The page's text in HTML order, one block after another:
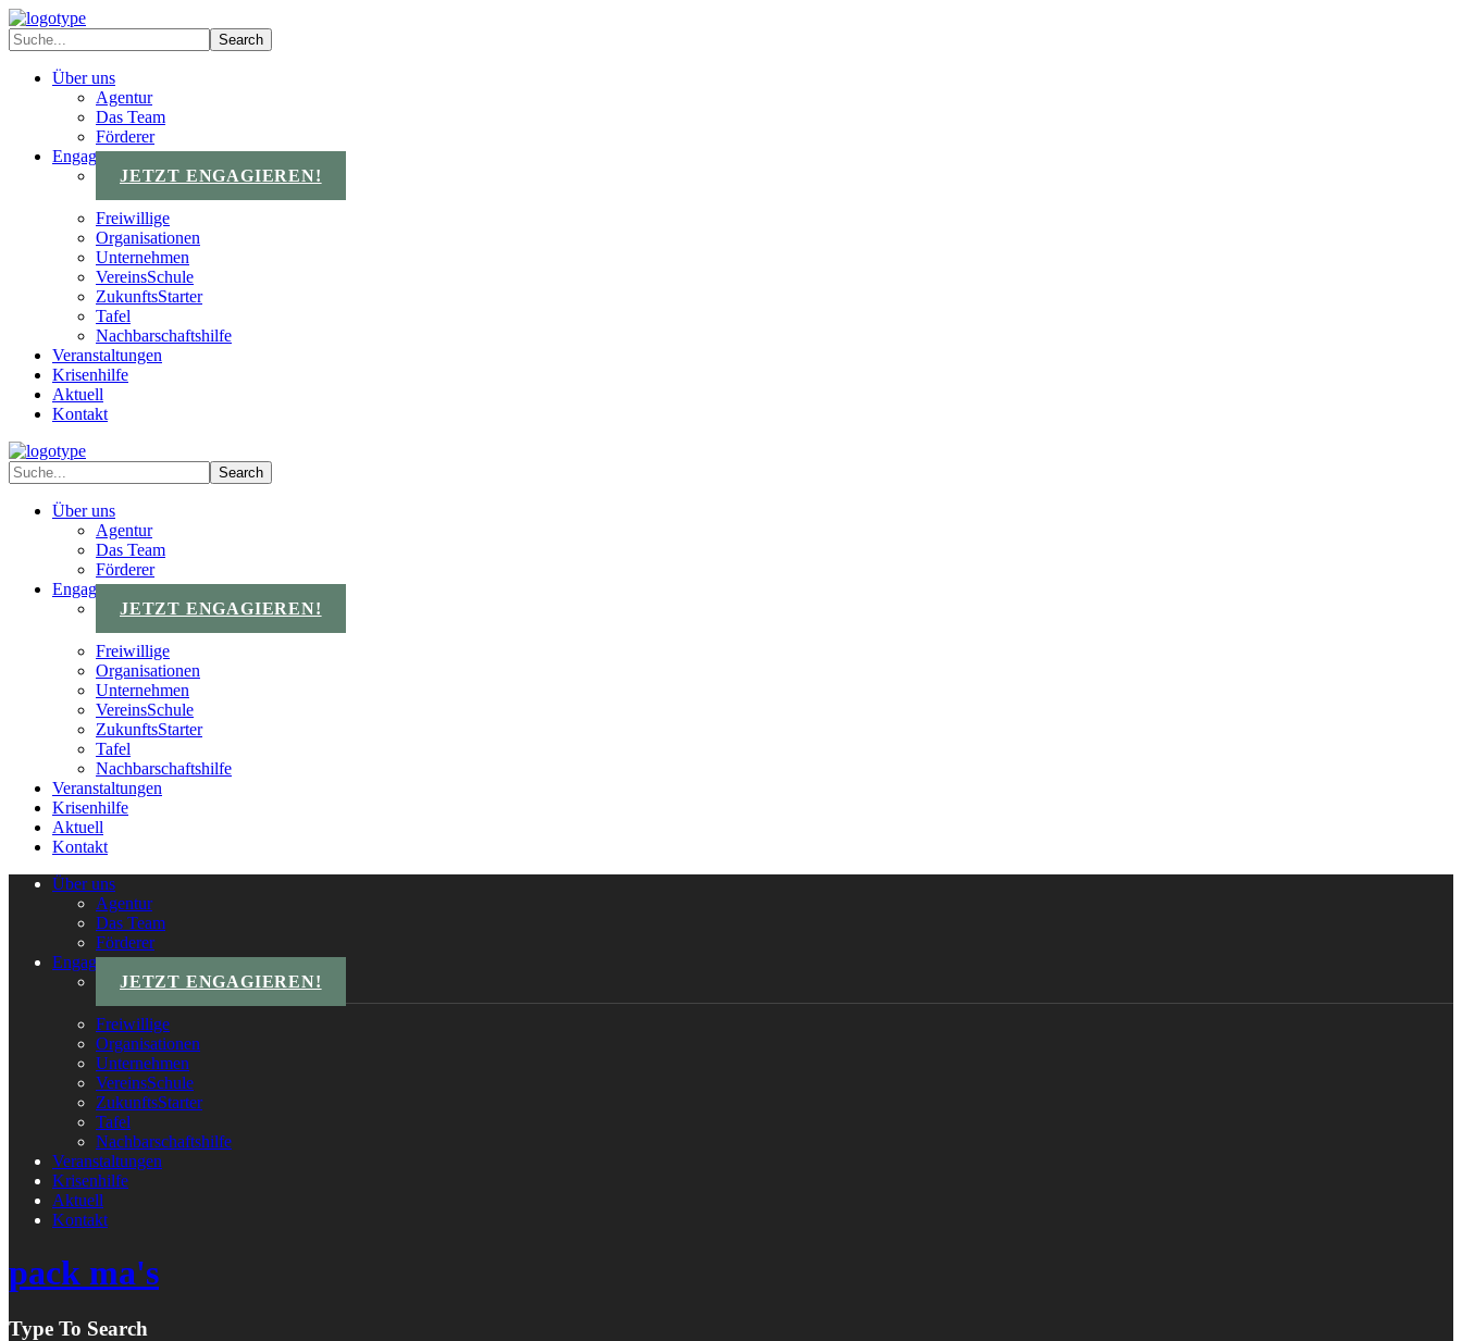
Über uns
Agentur
Das Team
Förderer
Engagements
JETZT ENGAGIEREN!
Freiwillige
Organisationen
Unternehmen
VereinsSchule
ZukunftsStarter
Tafel
Nachbarschaftshilfe
Veranstaltungen
Krisenhilfe
Aktuell
Kontakt
Über uns
Agentur
Das Team
Förderer
Engagements
JETZT ENGAGIEREN!
Freiwillige
Organisationen
Unternehmen
VereinsSchule
ZukunftsStarter
Tafel
Nachbarschaftshilfe
Veranstaltungen
Krisenhilfe
Aktuell
Kontakt
Über uns
Agentur
Das Team
Förderer
Engagements
JETZT ENGAGIEREN!
Freiwillige
Organisationen
Unternehmen
VereinsSchule
ZukunftsStarter
Tafel
Nachbarschaftshilfe
Veranstaltungen
Krisenhilfe
Aktuell
Kontakt
pack ma's
Type To Search